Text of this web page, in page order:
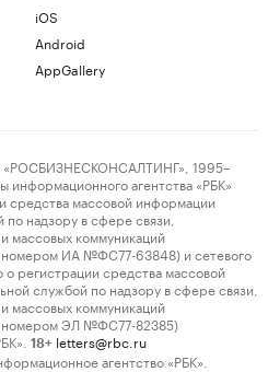
iOS
Android
AppGallery
1995–
агентства «РБК»
средства массовой информации
надзору в сфере связи,
массовых коммуникаций
номером ИА №ФС77-63848) и сетевого
о регистрации средства массовой
службой по надзору в сфере связи,
массовых коммуникаций
номером ЭЛ №ФС77-82385)
18+ letters@rbc.ru
агентство «РБК».